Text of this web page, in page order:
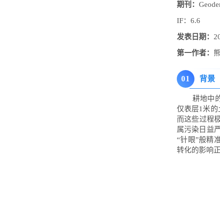
期刊：
IF：6.6
发表日期：
第一作者：
01 背景
耕地中
仅表层1米的
而这些过程
属污染日益
“针眼”般精
转化的影响